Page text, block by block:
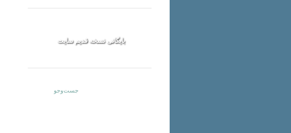
بایگانی نسخه قدیم سایت